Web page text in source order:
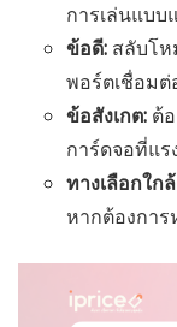
การเล่นแบบ
ข้อดี: สลับโห
พอร์ตเชื่อม
ข้อสังเกต: ต้
การ์ดจอที่แร
ทางเลือกใกล้
หากต้องกา